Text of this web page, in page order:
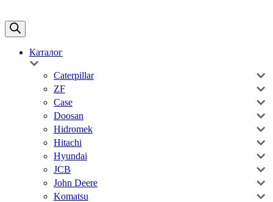
Каталог
Caterpillar
ZF
Case
Doosan
Hidromek
Hitachi
Hyundai
JCB
John Deere
Komatsu